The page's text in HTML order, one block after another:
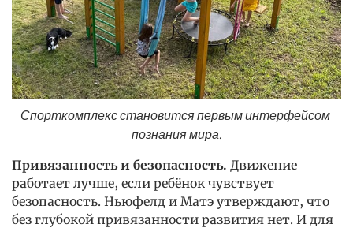
Спорткомплекс становится первым интерфейсом
познания мира.
Привязанность и безопасность. Движение
работает лучше, если ребёнок чувствует
безопасность. Ньюфелд и Матэ утверждают, что
без глубокой привязанности развития нет. И для